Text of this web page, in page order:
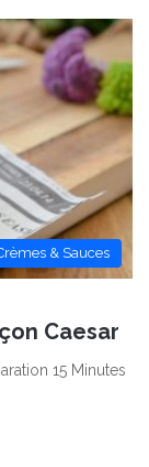
& Sauces
Caesar
15 Minutes